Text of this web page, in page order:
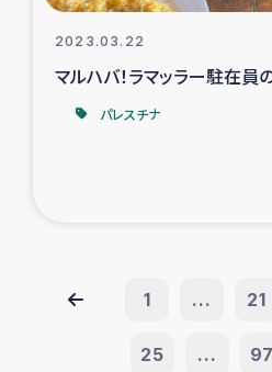
2023.03.22
マルハバ！ラマッラー駐在員
パレスチナ
1 ... 21
25 ... 97